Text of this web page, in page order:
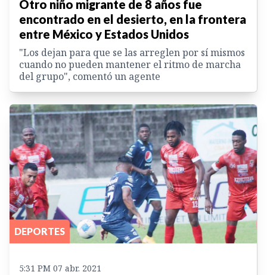
Otro niño migrante de 8 años fue
encontrado en el desierto, en la frontera
entre México y Estados Unidos
"Los dejan para que se las arreglen por sí mismos
cuando no pueden mantener el ritmo de marcha
del grupo", comentó un agente
DEPORTES
5:31 PM 07 abr. 2021